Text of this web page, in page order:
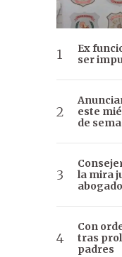
Ex
ser
este
de
la mira
abogado
Con
tras
padres